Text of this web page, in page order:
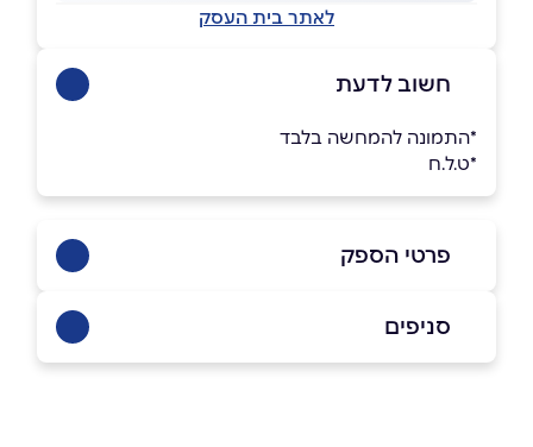
לאתר בית העסק
חשוב לדעת
*התמונה להמחשה בלבד
*ט.ל.ח
פרטי הספק
באתר
סניפים